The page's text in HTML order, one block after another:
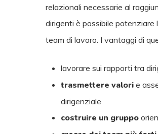
relazionali necessarie al
dirigenti è possibile
team di lavoro. I vantaggi di
lavorare sui rapporti tra
trasmettere valori e
dirigenziale
costruire un gruppo